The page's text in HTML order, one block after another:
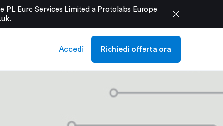
Euro Services Limited a Protolabs Europe
. close
Accedi Richiedi offerta ora